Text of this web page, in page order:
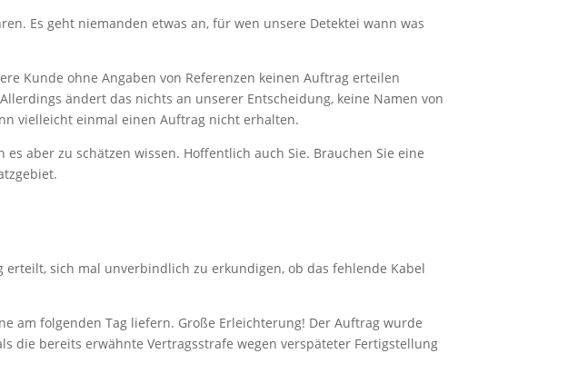
Es geht niemanden etwas an, für wen unsere Detektei wann was
Kunde ohne Angaben von Referenzen keinen Auftrag erteilen
ändert das nichts an unserer Entscheidung, keine Namen von
vielleicht einmal einen Auftrag nicht erhalten.
aber zu schätzen wissen. Hoffentlich auch Sie. Brauchen Sie eine
sich mal unverbindlich zu erkundigen, ob das fehlende Kabel
am folgenden Tag liefern. Große Erleichterung! Der Auftrag wurde
die bereits erwähnte Vertragsstrafe wegen verspäteter Fertigstellung